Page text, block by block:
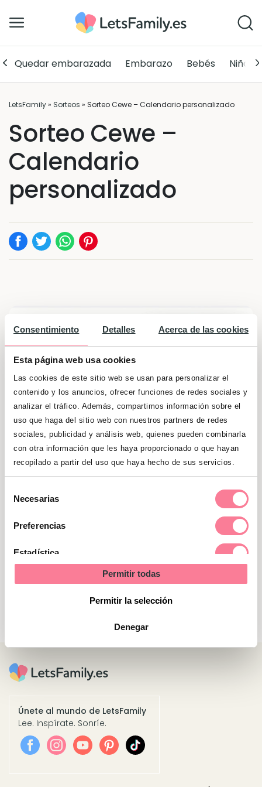
Consentimiento Detalles Acerca de las cookies
Esta página web usa cookies
Las cookies de este sitio web se usan para personalizar el
contenido y los anuncios, ofrecer funciones de redes sociales y
analizar el tráfico. Además, compartimos información sobre el
uso que haga del sitio web con nuestros partners de redes
sociales, publicidad y análisis web, quienes pueden combinarla
con otra información que les haya proporcionado o que hayan
recopilado a partir del uso que haya hecho de sus servicios.
Necesarias
Preferencias
Estadística
Permitir todas
Permitir la selección
Denegar
Quedar embarazada Embarazo Bebés Niños
LetsFamily» Sorteos » Sorteo Cewe – Calendario personalizado
Sorteo Cewe –
Calendario
personalizado
Sorteo válido hasta el hasta el 08/08/2026
Carolina Suárez Torres es la ganadora del sorteo
de un Calendario personalizado de Cewe
Únete al mundo de LetsFamily
Lee. Inspírate. Sonríe.